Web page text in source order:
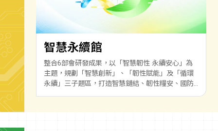
智慧永續館
整合6部會研發成果，以「智慧韌性 永續安心」為
主題，規劃「智慧創新」、「韌性賦能」及「循環
永續」三子題區，打造智慧鏈結、韌性糧安、國防